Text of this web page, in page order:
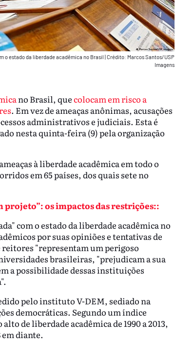
o estado da liberdade acadêmica no Brasil |Crédito: Marcos Santos/USP
Imagens
no Brasil, quecolocam em risco a
. Em vez de ameaças anônimas, acusações
administrativos e judiciais. Esta é
nesta quinta-feira (9) pela organização
à liberdade acadêmica em todo o
em 65 países, dos quais sete no
projeto”: os impactos das restrições::
com o estado da liberdade acadêmica no
por suas opiniões e tentativas de
reitores "representam um perigoso
brasileiras, "prejudicam a sua
a possibilidade dessas instituições
pelo instituto V-DEM, sediado na
democráticas. Segundo um índice
de liberdade acadêmica de 1990 a 2013,
em diante.